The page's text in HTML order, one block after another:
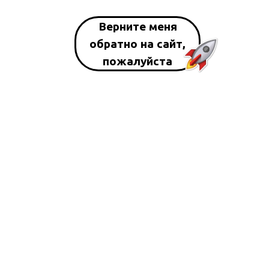
Верните меня
обратно на сайт,
пожалуйста